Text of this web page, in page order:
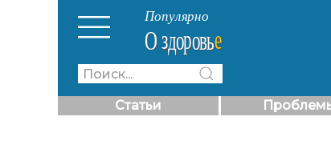
Статьи